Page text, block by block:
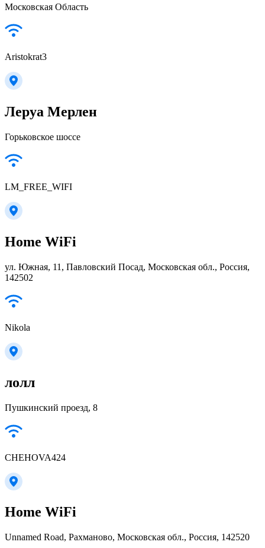
Московская Область
Aristokrat3
Леруа Мерлен
Горьковское шоссе
LM_FREE_WIFI
Home WiFi
ул. Южная, 11, Павловский Посад, Московская обл., Россия,
142502
Nikola
лолл
Пушкинский проезд, 8
CHEHOVA424
Home WiFi
Unnamed Road, Рахманово, Московская обл., Россия, 142520